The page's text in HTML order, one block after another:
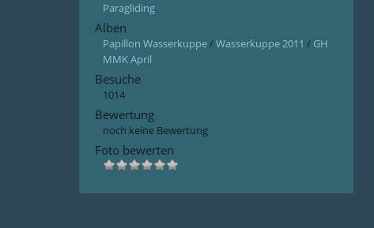
Paragliding
Alben
Papillon Wasserkuppe/Wasserkuppe 2011 / GH
MMK April
Besuche
1014
Bewertung
noch keine Bewertung
Foto bewerten